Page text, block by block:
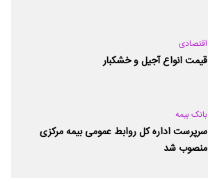
اقتصادی
قیمت انواع آجیل و خشکبار
بانک بیمه
سرپرست اداره کل روابط عمومی بیمه مرکزی
منصوب شد